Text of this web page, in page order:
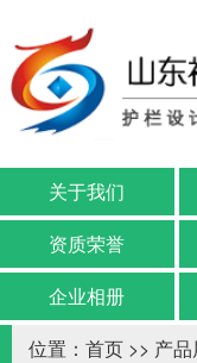
关于我们
资质荣誉
企业相册
位置： 首页 >> 产